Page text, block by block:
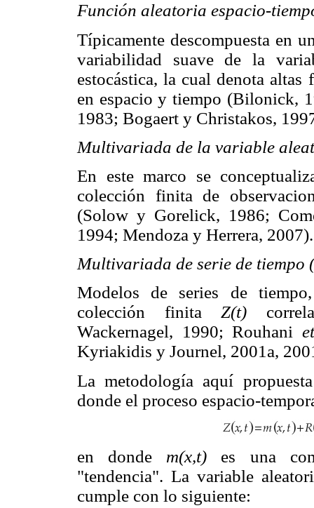
Función aleatoria espacio-
Típicamente descompuesta en
variabilidad suave de la
estocástica, la cual denota altas
en espacio y tiempo (Bilonick,
1983; Bogaert y Christakos,
Multivariada de la variable
En este marco se
colección finita de
(Solow y Gorelick, 1986;
1994; Mendoza y Herrera, 2007).
Multivariada de serie de tiempo
Modelos de series de
colección finita Z(t)
Wackernagel, 1990; Rouhani
Kyriakidis y Journel, 2001a,
La metodología aquí
donde el proceso espacio-
en donde m(x,t) es una
"tendencia". La variable
cumple con lo siguiente: